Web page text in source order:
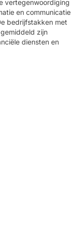
vertegenwoordiging
en communicatie
bedrijfstakken met
zijn
diensten en